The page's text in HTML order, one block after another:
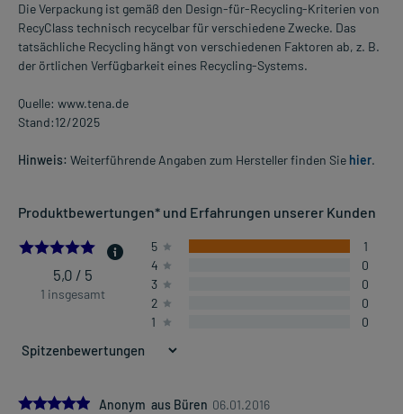
Die Verpackung ist gemäß den Design-für-Recycling-Kriterien von
RecyClass technisch recycelbar für verschiedene Zwecke. Das
tatsächliche Recycling hängt von verschiedenen Faktoren ab, z. B.
der örtlichen Verfügbarkeit eines Recycling-Systems.
Quelle: www.tena.de
Stand:12/2025
Hinweis: Weiterführende Angaben zum Hersteller finden Sie hier.
Produktbewertungen* und Erfahrungen unserer Kunden
5.0
5,0 / 5
1 insgesamt
5
1
4
0
3
0
2
0
1
0
5.0Anonym aus Büren 06.01.2016